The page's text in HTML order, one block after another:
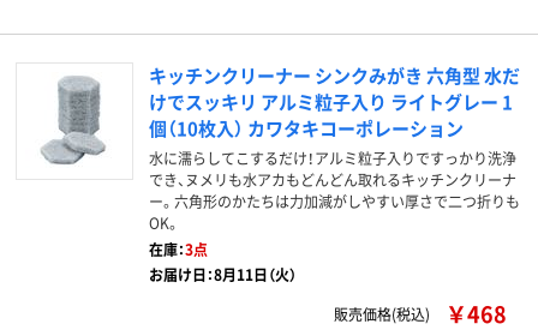
キッチンクリーナー シンクみがき 六角型 水だ
けでスッキリ アルミ粒子入り ライトグレー 1
個（10枚入） カワタキコーポレーション
水に濡らしてこするだけ！アルミ粒子入りですっかり洗浄
でき、ヌメリも水アカもどんどん取れるキッチンクリーナ
ー。六角形のかたちは力加減がしやすい厚さで二つ折りも
OK。
在庫：3点
お届け日：8月11日（火）
販売価格(税込)
￥468